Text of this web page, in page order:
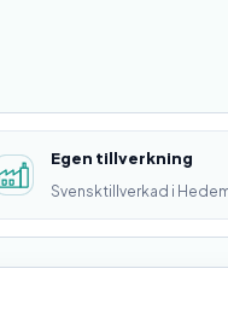
Egen tillverkning
Svensktillverkad i